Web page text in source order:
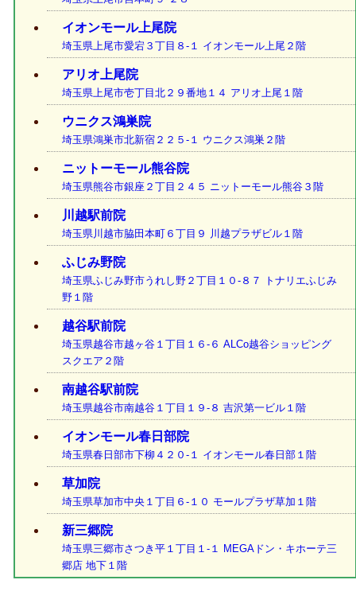
イオンモール上尾院
埼玉県上尾市愛宕３丁目８-１ イオンモール上尾２階
アリオ上尾院
埼玉県上尾市壱丁目北２９番地１４ アリオ上尾１階
ウニクス鴻巣院
埼玉県鴻巣市北新宿２２５-１ ウニクス鴻巣２階
ニットーモール熊谷院
埼玉県熊谷市銀座２丁目２４５ ニットーモール熊谷３階
川越駅前院
埼玉県川越市脇田本町６丁目９ 川越プラザビル１階
ふじみ野院
埼玉県ふじみ野市うれし野２丁目１０-８７ トナリエふじみ
野１階
越谷駅前院
埼玉県越谷市越ヶ谷１丁目１６-６ ALCo越谷ショッピング
スクエア２階
南越谷駅前院
埼玉県越谷市南越谷１丁目１９-８ 吉沢第一ビル１階
イオンモール春日部院
埼玉県春日部市下柳４２０-１ イオンモール春日部１階
草加院
埼玉県草加市中央１丁目６-１０ モールプラザ草加１階
新三郷院
埼玉県三郷市さつき平１丁目１-１ MEGAドン・キホーテ三
郷店 地下１階